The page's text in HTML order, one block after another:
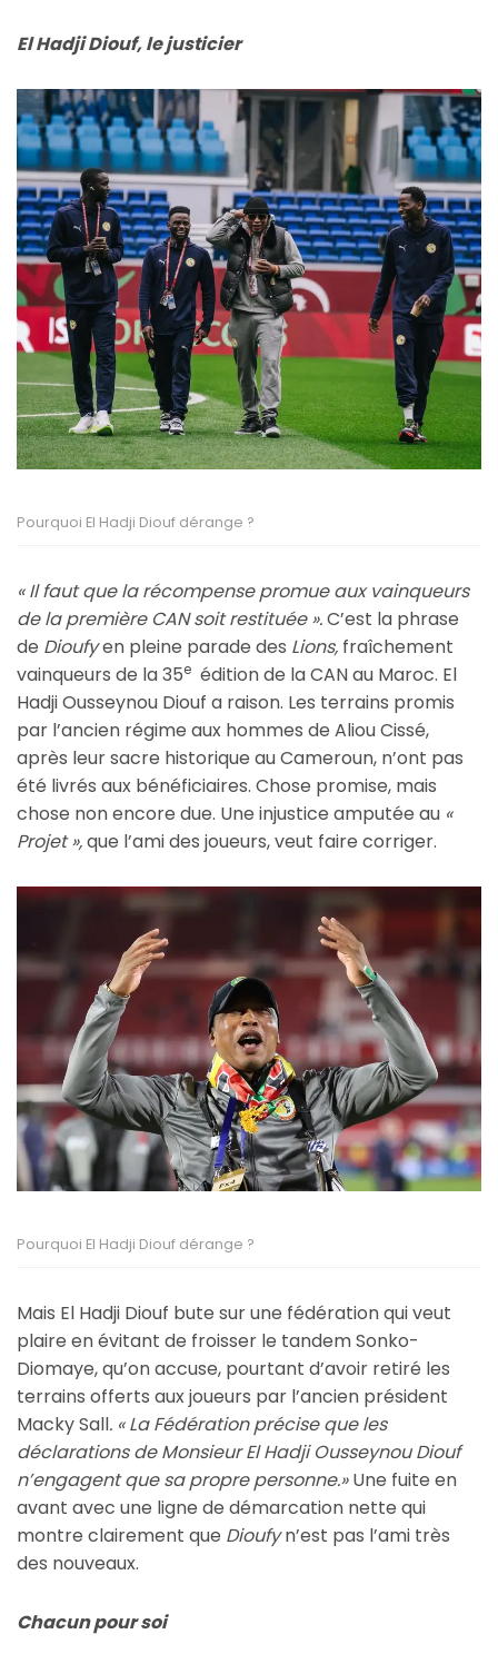
El Hadji Diouf, le justicier
Pourquoi El Hadji Diouf dérange ?
« Il faut que la récompense promue aux vainqueurs
de la première CAN soit restituée ».C’est la phrase
de Dioufyen pleine parade des Lions, fraîchement
vainqueurs de la 35e édition de la CAN au Maroc. El
Hadji Ousseynou Diouf a raison. Les terrains promis
par l’ancien régime aux hommes de Aliou Cissé,
après leur sacre historique au Cameroun, n’ont pas
été livrés aux bénéficiaires. Chose promise, mais
chose non encore due. Une injustice amputée au «
Projet »,que l’ami des joueurs, veut faire corriger.
Pourquoi El Hadji Diouf dérange ?
Mais El Hadji Diouf bute sur une fédération qui veut
plaire en évitant de froisser le tandem Sonko-
Diomaye, qu’on accuse, pourtant d’avoir retiré les
terrains offerts aux joueurs par l’ancien président
Macky Sall. « La Fédération précise que les
déclarations de Monsieur El Hadji Ousseynou Diouf
n’engagent que sa propre personne.»Une fuite en
avant avec une ligne de démarcation nette qui
montre clairement que Dioufyn’est pas l’ami très
des nouveaux.
Chacun pour soi